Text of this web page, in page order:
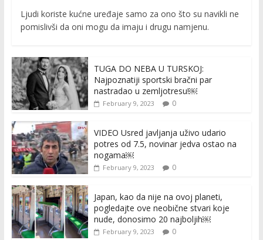
Ljudi koriste kućne uređaje samo za ono što su navikli ne
pomislivši da oni mogu da imaju i drugu namjenu.
TUGA DO NEBA U TURSKOJ:
Najpoznatiji sportski bračni par
nastradao u zemljotresu!￼
February 9, 2023 0
VIDEO Usred javljanja uživo udario
potres od 7.5, novinar jedva ostao na
nogama￼
February 9, 2023 0
Japan, kao da nije na ovoj planeti,
pogledajte ove neobične stvari koje
nude, donosimo 20 najboljih￼
February 9, 2023 0